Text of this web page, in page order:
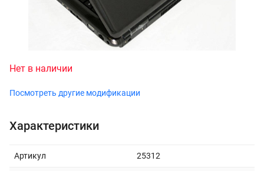
Нет в наличии
Посмотреть другие модификации
Характеристики
Артикул 25312